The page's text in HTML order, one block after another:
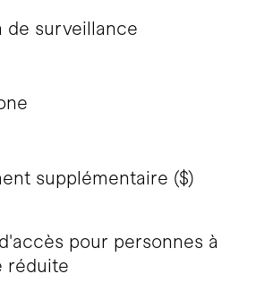
de surveillance
supplémentaire ($)
pour personnes à
réduite